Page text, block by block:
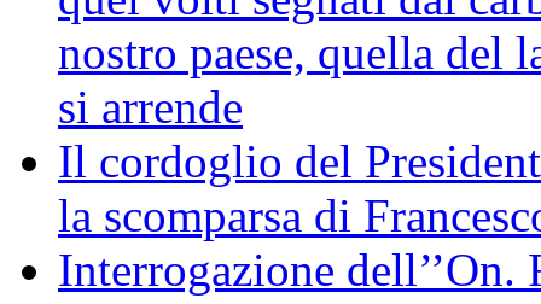
nostro paese, quella del
si arrende
Il cordoglio del
la scomparsa di
Interrogazione